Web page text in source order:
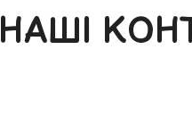
НАШІ